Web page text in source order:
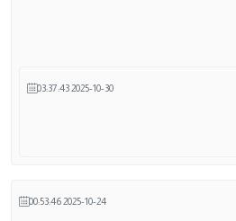
2025-10-30 03:37:43
2025-10-24 00:53:46